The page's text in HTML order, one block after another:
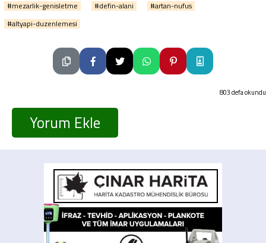
#mezarlik-genisletme
#defin-alani
#artan-nufus
#altyapi-duzenlemesi
803 defa okundu
Yorum Ekle